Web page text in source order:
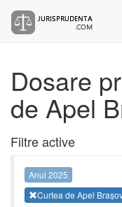
Dosare
de Apel
Filtre active
Anul 2025
Curtea de Apel